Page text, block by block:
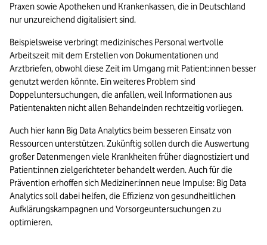
Praxen sowie Apotheken und Krankenkassen, die in Deutschland
nur unzureichend digitalisiert sind.
Beispielsweise verbringt medizinisches Personal wertvolle
Arbeitszeit mit dem Erstellen von Dokumentationen und
Arztbriefen, obwohl diese Zeit im Umgang mit Patient:innen besser
genutzt werden könnte. Ein weiteres Problem sind
Doppeluntersuchungen, die anfallen, weil Informationen aus
Patientenakten nicht allen Behandelnden rechtzeitig vorliegen.
Auch hier kann Big Data Analytics beim besseren Einsatz von
Ressourcen unterstützen. Zukünftig sollen durch die Auswertung
großer Datenmengen viele Krankheiten früher diagnostiziert und
Patient:innen zielgerichteter behandelt werden. Auch für die
Prävention erhoffen sich Mediziner:innen neue Impulse: Big Data
Analytics soll dabei helfen, die Effizienz von gesundheitlichen
Aufklärungskampagnen und Vorsorgeuntersuchungen zu
optimieren.